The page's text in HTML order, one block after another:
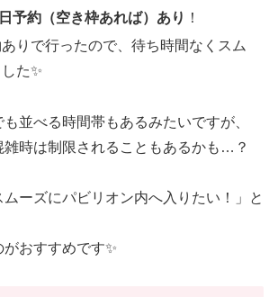
予約（空き枠あれば）あり ！
りで行ったので、待ち時間なくスム
た✨
並べる時間帯もあるみたいですが、
雑時は制限されることもあるかも…？
ムーズにパビリオン内へ入りたい！」と
おすすめです✨